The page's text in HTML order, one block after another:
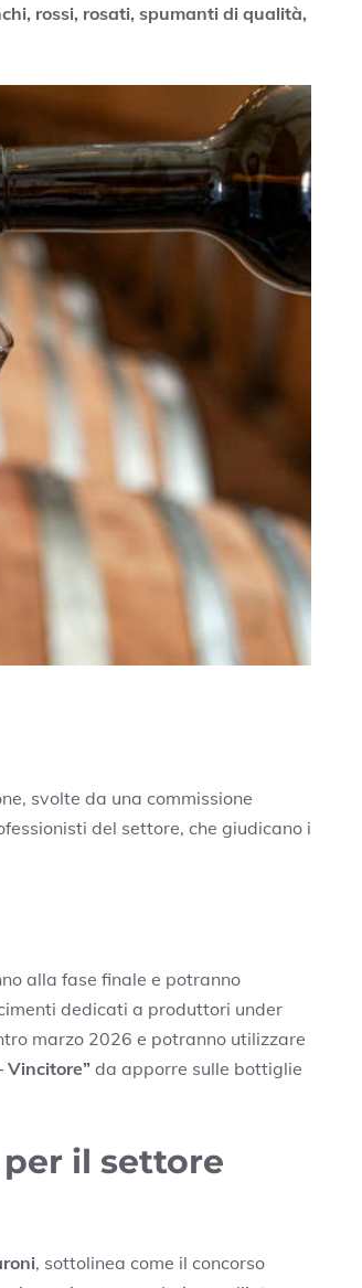
rossi, rosati, spumanti di qualità,
svolte da una commissione
del settore, che giudicano i
alla fase finale e potranno
dedicati a produttori under
marzo 2026 e potranno utilizzare
Vincitore” da apporre sulle bottiglie
il settore
, sottolinea come il concorso